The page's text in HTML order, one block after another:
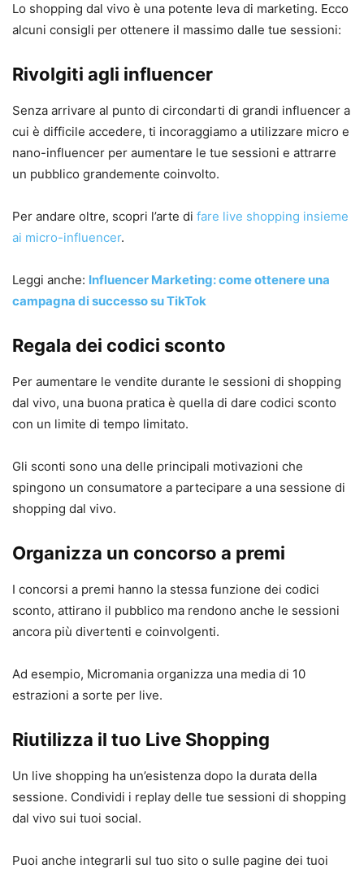
Lo shopping dal vivo è una potente leva di marketing. Ecco
alcuni consigli per ottenere il massimo dalle tue sessioni:
Rivolgiti agli influencer
Senza arrivare al punto di circondarti di grandi influencer a
cui è difficile accedere, ti incoraggiamo a utilizzare micro e
nano-influencer per aumentare le tue sessioni e attrarre
un pubblico grandemente coinvolto.
Per andare oltre, scopri l’arte di fare live shopping insieme
ai micro-influencer.
Leggi anche: Influencer Marketing: come ottenere una
campagna di successo su TikTok
Regala dei codici sconto
Per aumentare le vendite durante le sessioni di shopping
dal vivo, una buona pratica è quella di dare codici sconto
con un limite di tempo limitato.
Gli sconti sono una delle principali motivazioni che
spingono un consumatore a partecipare a una sessione di
shopping dal vivo.
Organizza un concorso a premi
I concorsi a premi hanno la stessa funzione dei codici
sconto, attirano il pubblico ma rendono anche le sessioni
ancora più divertenti e coinvolgenti.
Ad esempio, Micromania organizza una media di 10
estrazioni a sorte per live.
Riutilizza il tuo Live Shopping
Un live shopping ha un’esistenza dopo la durata della
sessione. Condividi i replay delle tue sessioni di shopping
dal vivo sui tuoi social.
Puoi anche integrarli sul tuo sito o sulle pagine dei tuoi